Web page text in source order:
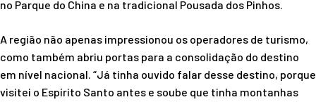
no Parque do China e na tradicional Pousada dos Pinhos.
A região não apenas impressionou os operadores de turismo,
como também abriu portas para a consolidação do destino
em nível nacional. “Já tinha ouvido falar desse destino, porque
visitei o Espírito Santo antes e soube que tinha montanhas